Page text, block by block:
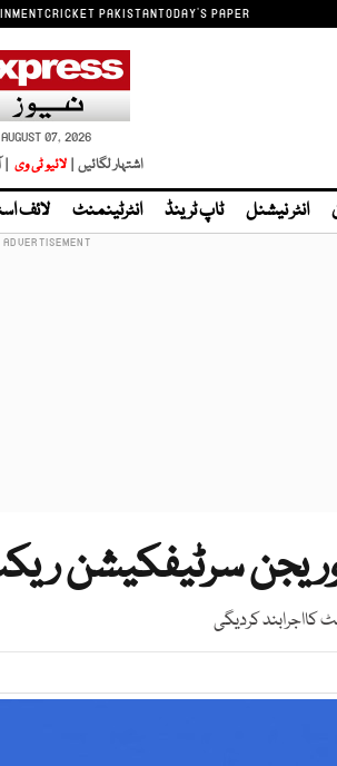
CRICKET PAKISTANTODAY'S PAPER
AUGUST 07, 2026
اشتہار لگائیں | لائیو ٹی وی |
انٹر نیشنل ٹاپ ٹرینڈ انٹرٹینمنٹ لائف
سرٹیفکیشن